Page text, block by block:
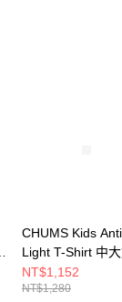
CHUMS Kids
Light T-Shirt 中
蟲 中大童 短袖上
卡其綠
NT$1,152
NT$1,280